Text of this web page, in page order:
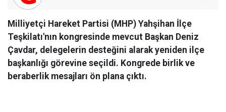
Milliyetçi Hareket Partisi (MHP) Yahşihan İlçe
Teşkilatı'nın kongresinde mevcut Başkan Deniz
Çavdar, delegelerin desteğini alarak yeniden ilçe
başkanlığı görevine seçildi. Kongrede birlik ve
beraberlik mesajları ön plana çıktı.